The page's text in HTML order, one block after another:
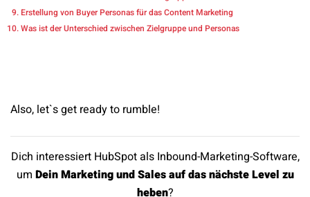
Erstellung von Buyer Personas für das Content Marketing
Was ist der Unterschied zwischen Zielgruppe und Personas
Also, let`s get ready to rumble!
Dich interessiert HubSpot als Inbound-Marketing-Software,
um Dein Marketing und Sales auf das nächste Level zu
heben?